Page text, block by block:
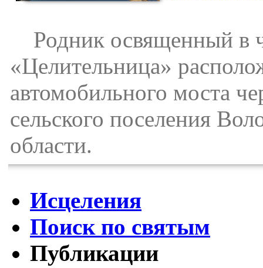
Родник освященный в
«Целительница»
автомобильного моста
сельского поселения
области.
Исцеления
Поиск по святым
Публикации